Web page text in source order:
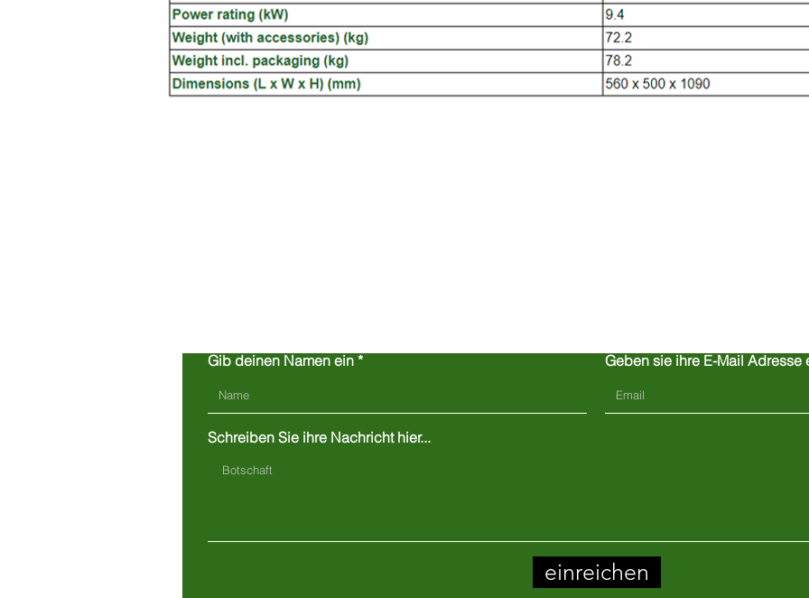
Gib deinen Namen ein Geben sie ihre E-Mail Adresse
Schreiben Sie ihre Nachricht hier...
einreichen